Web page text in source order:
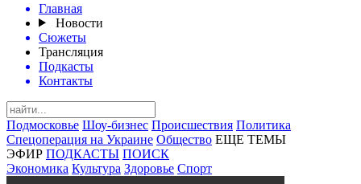
Главная
Новости
Сюжеты
Трансляция
Подкасты
Контакты
Подмосковье Шоу-бизнес Происшествия Политика
Спецоперация на Украине Общество ЕЩЕ ТЕМЫ
ЭФИР ПОДКАСТЫ ПОИСК
Экономика Культура Здоровье Спорт